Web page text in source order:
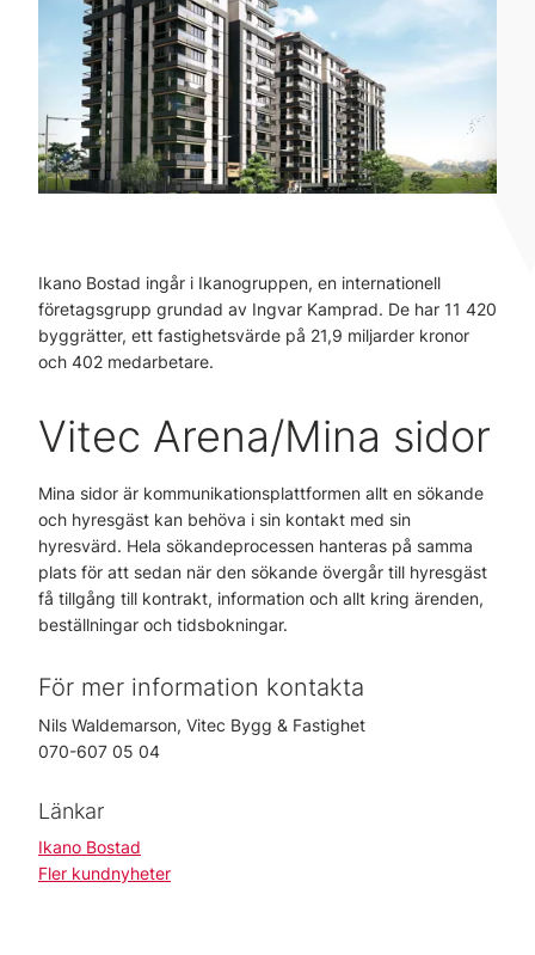
Ikano Bostad ingår i Ikanogruppen, en internationell
företagsgrupp grundad av Ingvar Kamprad. De har 11 420
byggrätter, ett fastighetsvärde på 21,9 miljarder kronor
och 402 medarbetare.
Vitec Arena/Mina sidor
Mina sidor är kommunikationsplattformen allt en sökande
och hyresgäst kan behöva i sin kontakt med sin
hyresvärd. Hela sökandeprocessen hanteras på samma
plats för att sedan när den sökande övergår till hyresgäst
få tillgång till kontrakt, information och allt kring ärenden,
beställningar och tidsbokningar.
För mer information kontakta
Nils Waldemarson, Vitec Bygg & Fastighet
070-607 05 04
Länkar
Ikano Bostad
Fler kundnyheter